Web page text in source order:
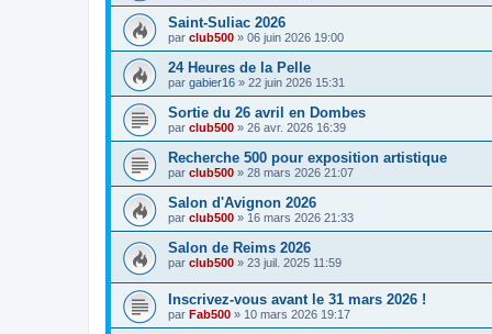
Saint-Suliac 2026
par club500 » 06 juin 2026 19:00
24 Heures de la Pelle
par gabier16 » 22 juin 2026 15:31
Sortie du 26 avril en Dombes
par club500 » 26 avr. 2026 16:39
Recherche 500 pour exposition artistique
par club500 » 28 mars 2026 21:07
Salon d'Avignon 2026
par club500 » 16 mars 2026 21:33
Salon de Reims 2026
par club500 » 23 juil. 2025 11:59
Inscrivez-vous avant le 31 mars 2026 !
par Fab500 » 10 mars 2026 19:17